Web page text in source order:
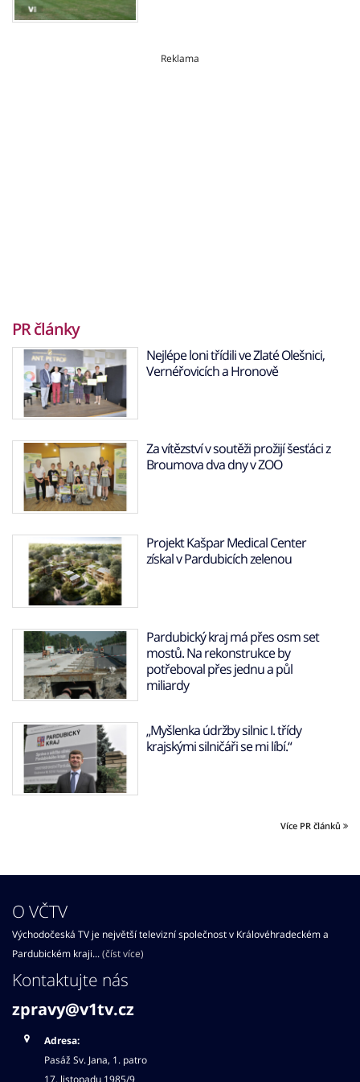
Reklama
PR články
Nejlépe loni třídili ve Zlaté Olešnici,
Vernéřovicích a Hronově
Za vítězství v soutěži prožijí šesťáci z
Broumova dva dny v ZOO
Projekt Kašpar Medical Center
získal v Pardubicích zelenou
Pardubický kraj má přes osm set
mostů. Na rekonstrukce by
potřeboval přes jednu a půl
miliardy
„Myšlenka údržby silnic I. třídy
krajskými silničáři se mi líbí.“
Více PR článků
O VČTV
Východočeská TV je největší televizní společnost v Královéhradeckém a
Pardubickém kraji... (číst více)
Kontaktujte nás
zpravy@v1tv.cz
Adresa:
Pasáž Sv. Jana, 1. patro
17. listopadu 1985/9